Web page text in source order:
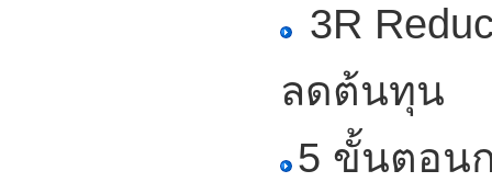
3R
ลดต้นทุน
5 ขั้นตอน